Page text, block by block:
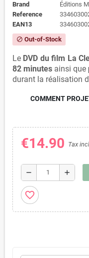
Brand
Éditions
Reference
EAN13
block Out-of-Stock
Le DVD du film La
82 minutes ainsi que
durant la réalisation
COMMENT
€14.90 Tax
remove add
favorite_border